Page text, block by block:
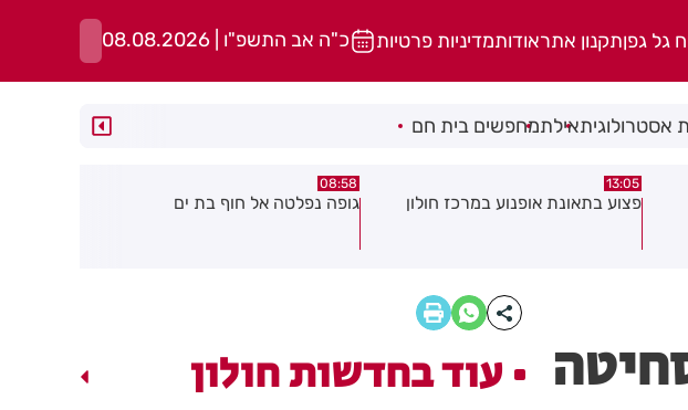
גל גפןתקנון אתראודותמדיניות פרטיות כ"ה אב התשפ"ו | 08.08.2026
אסטרולוגיתאילתמחפשים בית חם
08:58
גופה נפלטה אל חוף בת ים
08:29
חשד להצתה בשלושה מוקדים ברמת
עוד בחדשות חולון